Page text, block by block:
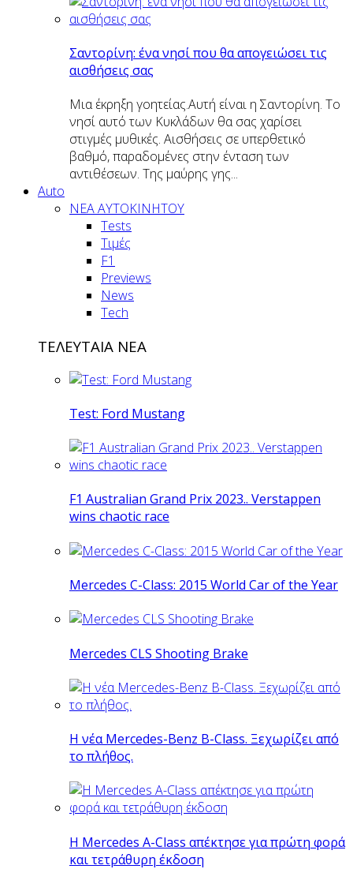
Σαντορίνη: ένα νησί που θα απογειώσει τις
αισθήσεις σας
Μια έκρηξη γοητείας.Αυτή είναι η Σαντορίνη. Το
νησί αυτό των Κυκλάδων θα σας χαρίσει
στιγμές μυθικές. Αισθήσεις σε υπερθετικό
βαθμό, παραδομένες στην ένταση των
αντιθέσεων. Της μαύρης γης...
Auto
NEA AYTOKINHTOY
Tests
Τιμές
F1
Previews
News
Tech
ΤΕΛΕΥΤΑΙΑ ΝΕΑ
Test: Ford Mustang
F1 Australian Grand Prix 2023.. Verstappen
wins chaotic race
Mercedes C-Class: 2015 World Car of the Year
Mercedes CLS Shooting Brake
Η νέα Mercedes-Benz B-Class. Ξεχωρίζει από
το πλήθος.
H Mercedes Α-Class απέκτησε για πρώτη φορά
και τετράθυρη έκδοση